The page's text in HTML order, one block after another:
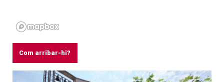
Com arribar-hi?